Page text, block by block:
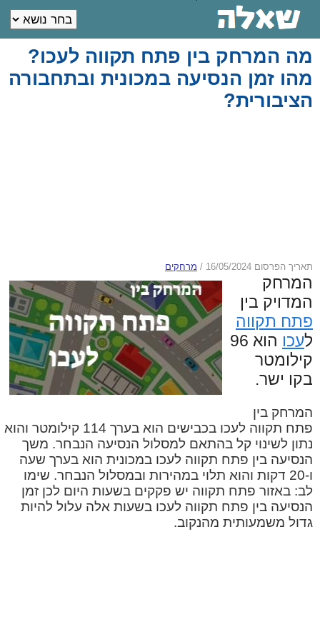
מה המרחק בין פתח תקווה לעכו?
מהו זמן הנסיעה במכונית ובתחבורה
הציבורית?
תאריך הפרסום 16/05/2024 / מרחקים
המרחק
המדויק בין
פתח תקווה
לעכו
הוא 96
קילומטר
בקו ישר.
המרחק בין
פתח תקווה לעכו בכבישים הוא בערך 114 קילומטר והוא
נתון לשינוי קל בהתאם למסלול הנסיעה הנבחר. משך
הנסיעה בין פתח תקווה לעכו במכונית הוא בערך שעה
ו-20 דקות והוא תלוי במהירות ובמסלול הנבחר. שימו
לב: באזור פתח תקווה יש פקקים בשעות היום לכן זמן
הנסיעה בין פתח תקווה לעכו בשעות אלה עלול להיות
גדול משמעותית מהנקוב.